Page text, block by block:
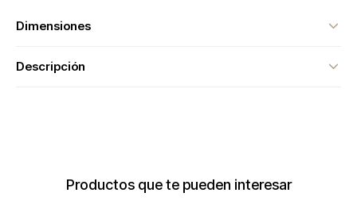
Dimensiones
Descripción
Productos que te pueden interesar